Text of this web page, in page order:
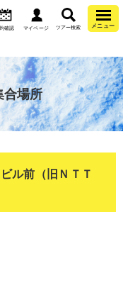
確認 マイページ ツアー検索 メニュー
合場所
ル前（旧ＮＴＴ